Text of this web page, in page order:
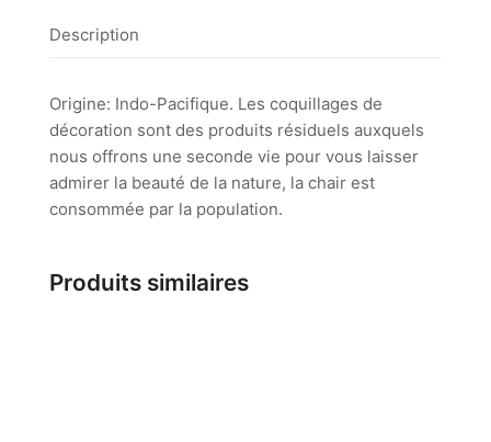
Description
Origine: Indo-Pacifique. Les coquillages de
décoration sont des produits résiduels auxquels
nous offrons une seconde vie pour vous laisser
admirer la beauté de la nature, la chair est
consommée par la population.
Produits similaires